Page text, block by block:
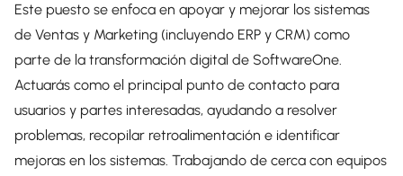
Este puesto se enfoca en apoyar y mejorar los sistemas
de Ventas y Marketing (incluyendo ERP y CRM) como
parte de la transformación digital de SoftwareOne.
Actuarás como el principal punto de contacto para
usuarios y partes interesadas, ayudando a resolver
problemas, recopilar retroalimentación e identificar
mejoras en los sistemas. Trabajando de cerca con equipos